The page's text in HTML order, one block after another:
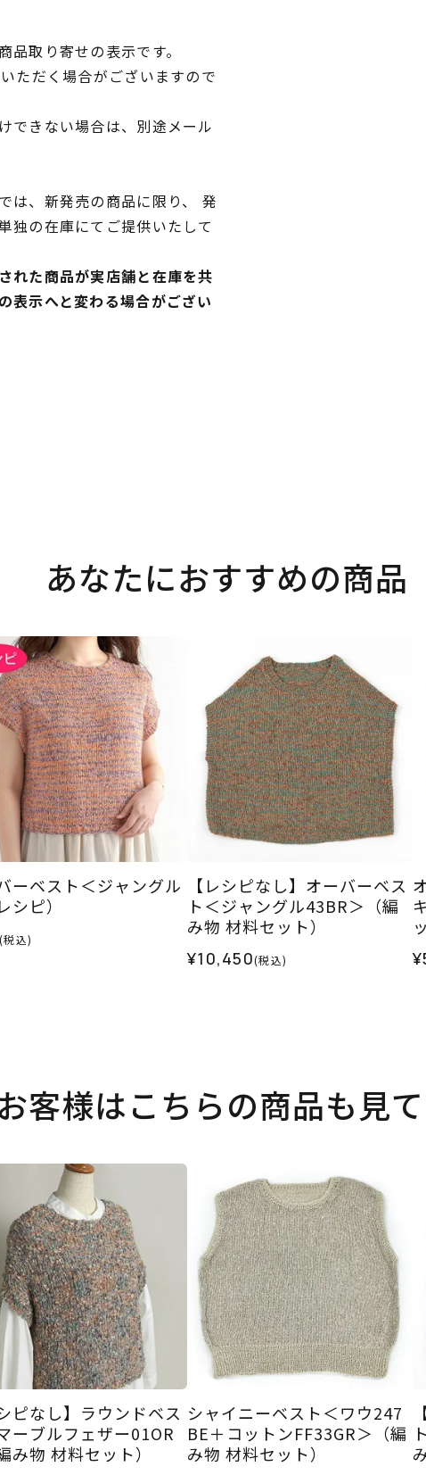
取り寄せの表示です。
ただく場合がございますので
できない場合は、別途メール
は、新発売の商品に限り、 発
独の在庫にてご提供いたして
れた商品が実店舗と在庫を共
表示へと変わる場合がござい
あなたにおすすめの商品
ーベスト＜ジャングル
シピ）
(税込)
【レシピなし】オーバーベス
ト＜ジャングル43BR＞（編
み物 材料セット）
¥10,450(税込)
客様はこちらの商品も見
ピなし】ラウンドベス
ーブルフェザー01OR
み物 材料セット）
シャイニーベスト＜ワウ247
BE＋コットンFF33GR＞（編
み物 材料セット）